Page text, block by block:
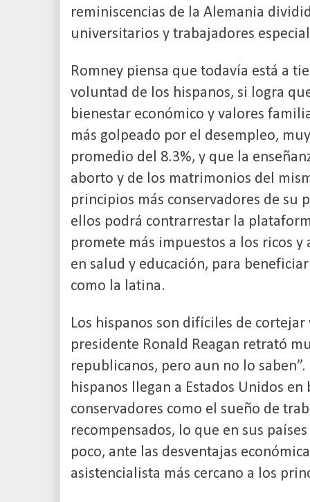
reminiscencias de la Alemania
universitarios y trabajadores
Romney piensa que todavía está a
voluntad de los hispanos, si logra
bienestar económico y valores
más golpeado por el desempleo,
promedio del 8.3%, y que la
aborto y de los matrimonios del
principios más conservadores de su
ellos podrá contrarrestar la
promete más impuestos a los ricos
en salud y educación, para
como la latina.
Los hispanos son difíciles de
presidente Ronald Reagan retrató
republicanos, pero aun no lo
hispanos llegan a Estados Unidos en
conservadores como el sueño de
recompensados, lo que en sus
poco, ante las desventajas
asistencialista más cercano a los